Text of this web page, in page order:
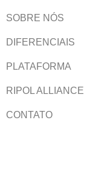
SOBRE NÓS
DIFERENCIAIS
PLATAFORMA
RIPOL ALLIANCE
CONTATO